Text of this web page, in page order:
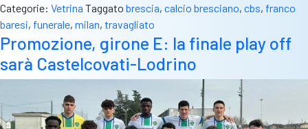
Franco
Baresi:
l’ultimo
saluto
al
Capitano
Categorie: Vetrina Taggato brescia, calcio bresciano, cbs, franco
baresi, funerale, milan, travagliato
Promozione, girone E: la finale play off
sarà Castelcovati-Lodrino